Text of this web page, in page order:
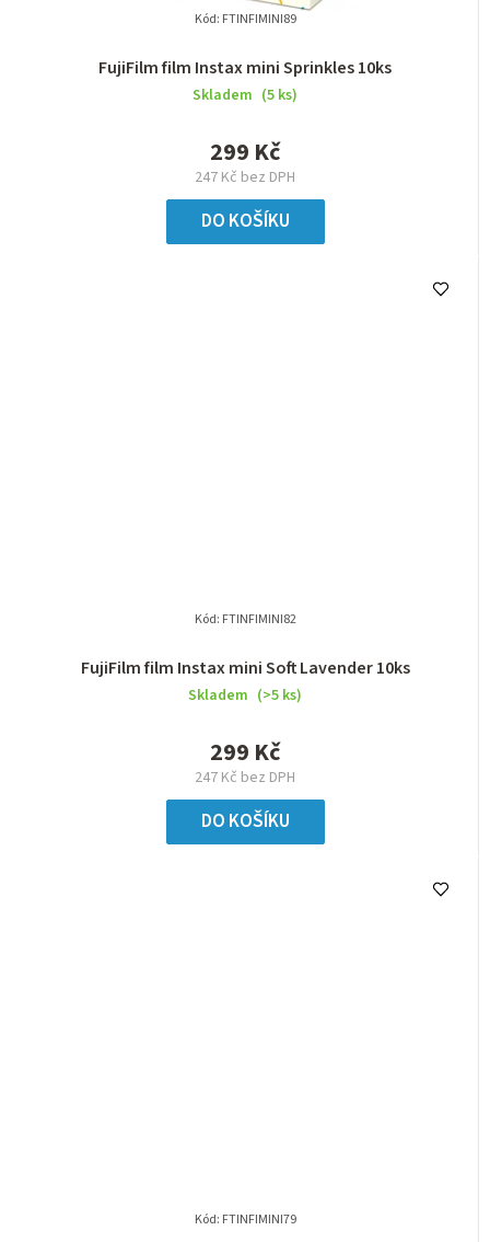
FujiFilm film Instax mini Sprinkles 10ks
Skladem (5 ks)
247 Kč bez DPH
299 Kč
DO KOŠÍKU
Kód: FTINFIMINI89
FujiFilm film Instax mini Soft Lavender 10ks
Skladem (>5 ks)
247 Kč bez DPH
299 Kč
DO KOŠÍKU
Kód: FTINFIMINI82
Kód: FTINFIMINI79